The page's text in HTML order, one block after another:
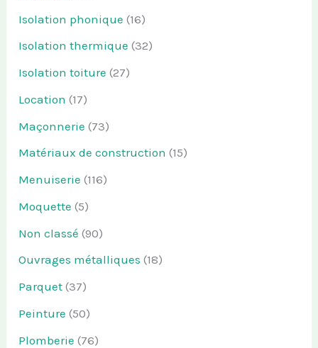
Isolation phonique (16)
Isolation thermique (32)
Isolation toiture (27)
Location (17)
Maçonnerie (73)
Matériaux de construction (15)
Menuiserie (116)
Moquette (5)
Non classé (90)
Ouvrages métalliques (18)
Parquet (37)
Peinture (50)
Plomberie (76)